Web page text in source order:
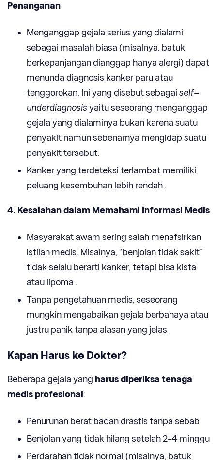
Penanganan
Menganggap gejala serius yang dialami
sebagai masalah biasa (misalnya, batuk
berkepanjangan dianggap hanya alergi) dapat
menunda diagnosis kanker paru atau
tenggorokan. Ini yang disebut sebagai self–
underdiagnosis yaitu seseorang menganggap
gejala yang dialaminya bukan karena suatu
penyakit namun sebenarnya mengidap suatu
penyakit tersebut.
Kanker yang terdeteksi terlambat memiliki
peluang kesembuhan lebih rendah .
4. Kesalahan dalam Memahami Informasi Medis
Masyarakat awam sering salah menafsirkan
istilah medis. Misalnya, “benjolan tidak sakit”
tidak selalu berarti kanker, tetapi bisa kista
atau lipoma .
Tanpa pengetahuan medis, seseorang
mungkin mengabaikan gejala berbahaya atau
justru panik tanpa alasan yang jelas .
Kapan Harus ke Dokter?
Beberapa gejala yang harus diperiksa tenaga
medis profesional:
Penurunan berat badan drastis tanpa sebab
Benjolan yang tidak hilang setelah 2-4 minggu
Perdarahan tidak normal (misalnya, batuk